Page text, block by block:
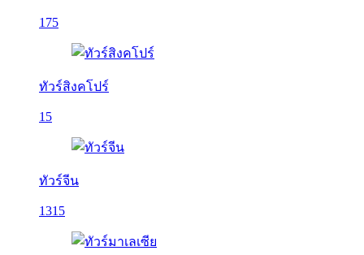
175
ทัวร์สิงคโปร์
15
ทัวร์จีน
1315